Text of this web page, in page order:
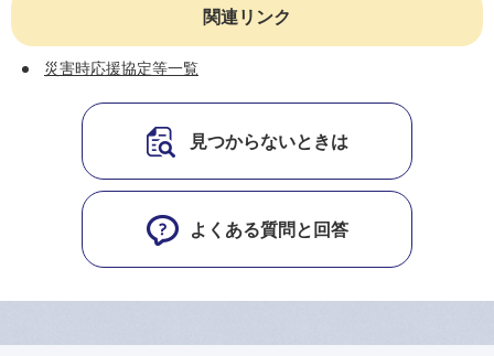
関連リンク
災害時応援協定等一覧
見つからないときは
よくある質問と回答